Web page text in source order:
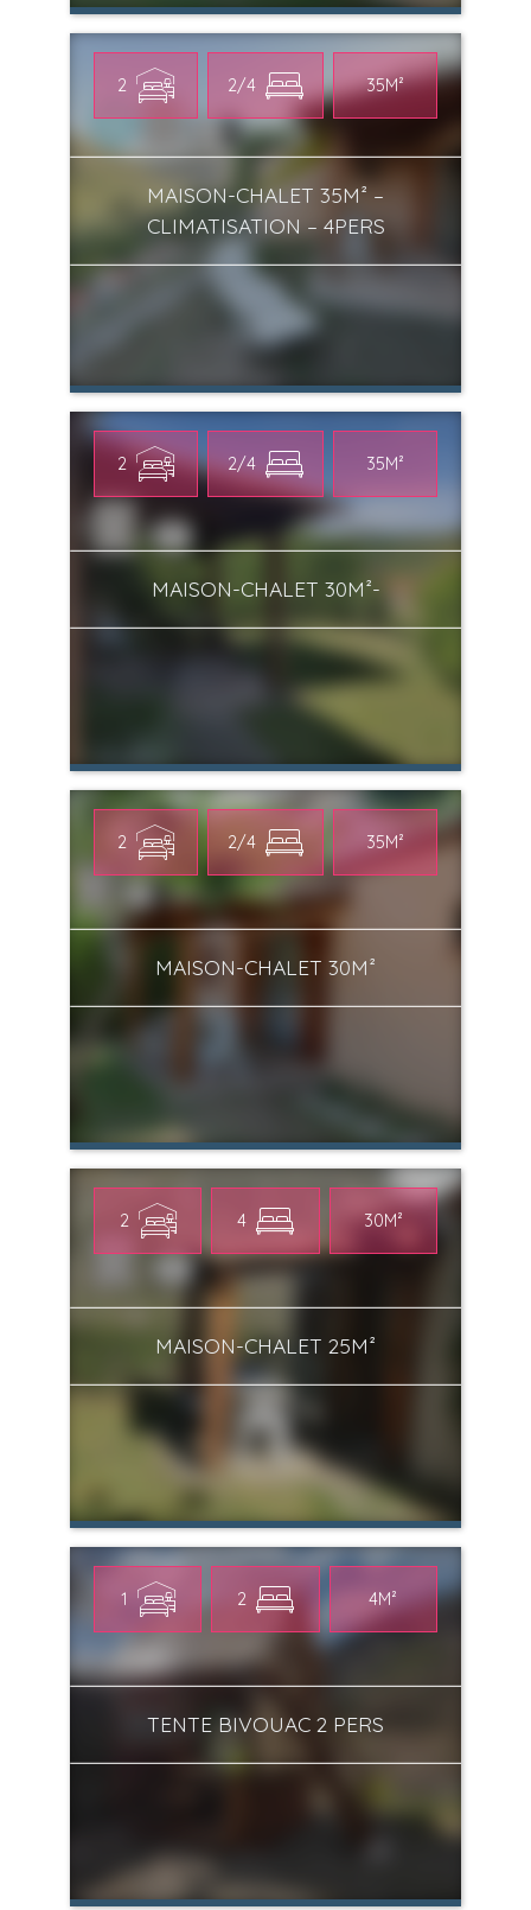
MAISON-CHALET 35M² –
CLIMATISATION – 4PERS
2 2/4 35M²
MAISON-CHALET 30M²-
2 2/4 35M²
MAISON-CHALET 30M²
2 2/4 35M²
MAISON-CHALET 25M²
2 4 30M²
TENTE BIVOUAC 2 PERS
1 2 4M²